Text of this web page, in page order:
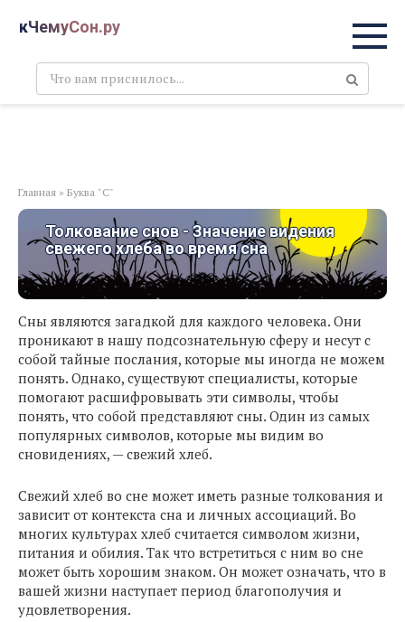
кЧемуСон.ру
Поиск:
Главная » Буква "С"
Толкование снов - Значение видения
свежего хлеба во время сна
Сны являются загадкой для каждого человека. Они
проникают в нашу подсознательную сферу и несут с
собой тайные послания, которые мы иногда не можем
понять. Однако, существуют специалисты, которые
помогают расшифровывать эти символы, чтобы
понять, что собой представляют сны. Один из самых
популярных символов, которые мы видим во
сновидениях, — свежий хлеб.
Свежий хлеб во сне может иметь разные толкования и
зависит от контекста сна и личных ассоциаций. Во
многих культурах хлеб считается символом жизни,
питания и обилия. Так что встретиться с ним во сне
может быть хорошим знаком. Он может означать, что в
вашей жизни наступает период благополучия и
удовлетворения.